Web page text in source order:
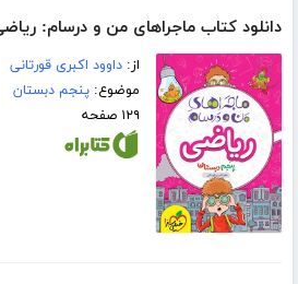
دانلود کتاب ماجراهای من و درسام:
از:داوود اکبری قورتانی
موضوع:پنجم دبستان
۱۲۹ صفحه